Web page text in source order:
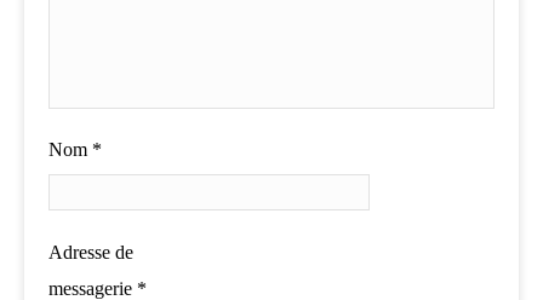
Nom *
Adresse de
messagerie *